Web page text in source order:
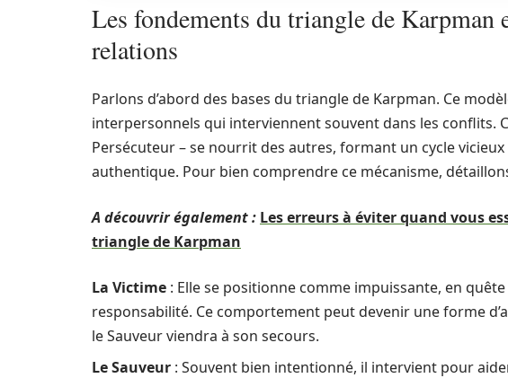
Les fondements du triangle de Karpman
relations
Parlons d’abord des bases du triangle de Karpman. Ce
interpersonnels qui interviennent souvent dans les conflits.
Persécuteur – se nourrit des autres, formant un cycle
authentique. Pour bien comprendre ce mécanisme,
A découvrir également : Les erreurs à éviter quand vous
triangle de Karpman
La Victime : Elle se positionne comme impuissante, en
responsabilité. Ce comportement peut devenir une forme
le Sauveur viendra à son secours.
Le Sauveur : Souvent bien intentionné, il intervient pour